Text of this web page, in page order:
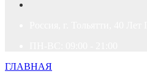
ГЛАВНАЯ